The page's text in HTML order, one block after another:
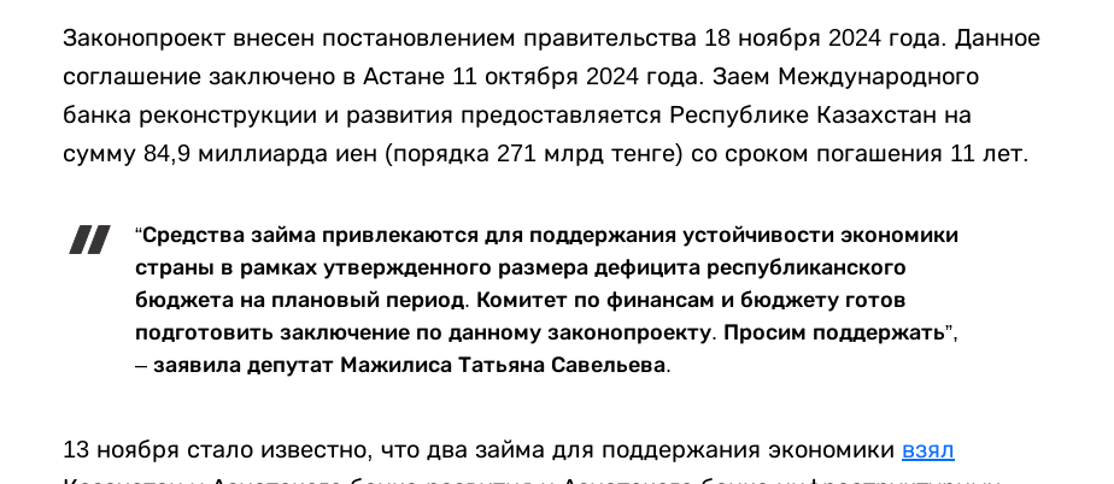
Законопроект внесен постановлением правительства 18 ноября 2024 года. Данное
соглашение заключено в Астане 11 октября 2024 года. Заем Международного
банка реконструкции и развития предоставляется Республике Казахстан на
сумму 84,9 миллиарда иен (порядка 271 млрд тенге) со сроком погашения 11 лет.
“Средства займа привлекаются для поддержания устойчивости экономики
страны в рамках утвержденного размера дефицита республиканского
бюджета на плановый период. Комитет по финансам и бюджету готов
подготовить заключение по данному законопроекту. Просим поддержать”,
– заявила депутат Мажилиса Татьяна Савельева.
13 ноября стало известно, что два займа для поддержания экономики взял